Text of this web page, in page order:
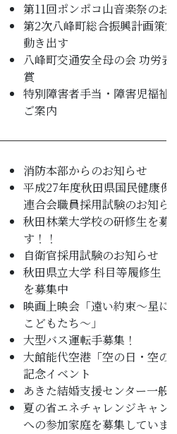
第11回ポンポコ山音楽祭のお
第2次八峰町総合振興計画策
動き出す
八峰町交通安全母の会 功労表
賞
特別障害者手当・障害児福祉
ご案内
消防本部からのお知らせ
平成27年度秋田県国民健康保
連合会職員採用試験のお知ら
秋田林業大学校の研修生を募
す！！
自衛官採用試験のお知らせ
秋田県立大学 科目等履修生・
を募集中
映画上映会「遠い約束～星に
こどもたち～」
大型バス運転手募集！
大館能代空港「空の日・空の
記念イベント
あきた結婚支援センター一般
夏の省エネチャレンジキャン
への参加家庭を募集していま